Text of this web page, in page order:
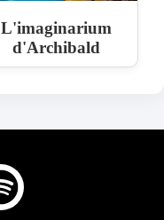
L'imaginarium
d'Archibald